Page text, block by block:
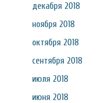
декабря 2018
ноября 2018
октября 2018
сентября 2018
июля 2018
июня 2018